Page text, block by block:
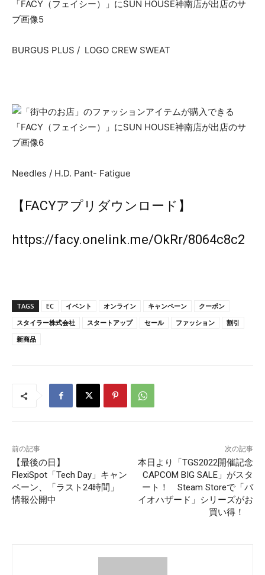
BURGUS PLUS / LOGO CREW SWEAT
Needles / H.D. Pant- Fatigue
【FACYアプリダウンロード】
https://facy.onelink.me/OkRr/8064c8c2
TAGS EC イベント オンライン キャンペーン
クーポン
スタイラー株式会社
スタートアップ セール ファッション
割引
新商品
前の記事
【最後の日】
FlexiSpot「Tech Day」キャン
ペーン、「ラスト24時間」
情報公開中
次の記事
本日より「TGS2022開催記念
CAPCOM BIG SALE」がスタ
ート！ Steam Storeで「バ
イオハザード」シリーズがお
買い得！